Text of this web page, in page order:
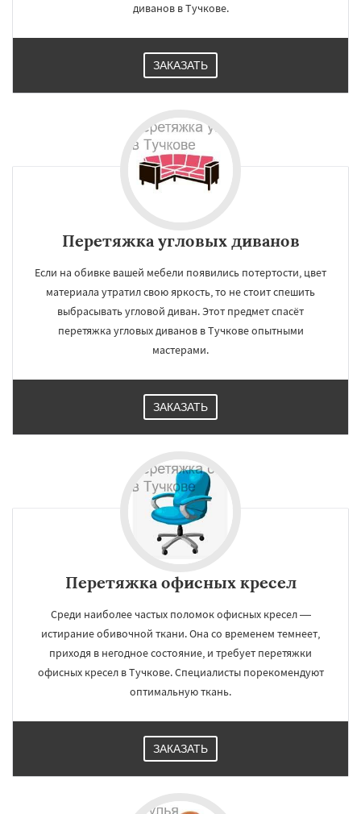
диванов в Тучкове.
ЗАКАЗАТЬ
Перетяжка угловых диванов
Если на обивке вашей мебели появились потертости, цвет
материала утратил свою яркость, то не стоит спешить
выбрасывать угловой диван. Этот предмет спасёт
перетяжка угловых диванов в Тучкове опытными
мастерами.
ЗАКАЗАТЬ
Перетяжка офисных кресел
Среди наиболее частых поломок офисных кресел —
истирание обивочной ткани. Она со временем темнеет,
приходя в негодное состояние, и требует перетяжки
офисных кресел в Тучкове. Специалисты порекомендуют
оптимальную ткань.
ЗАКАЗАТЬ